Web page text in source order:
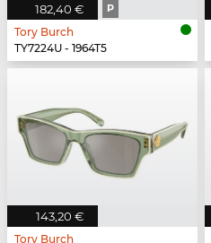
182,40 € P
Tory Burch
TY7224U - 1964T5
143,20 €
Tory Burch